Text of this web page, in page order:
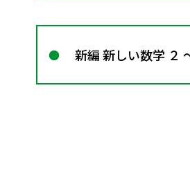
新編 新しい数学 ２